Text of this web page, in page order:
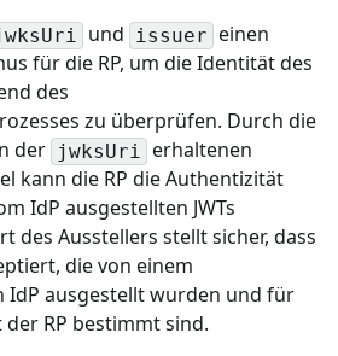
und issuer einen
für die RP, um die Identität des
des
zu überprüfen. Durch die
der jwksUri
erhaltenen
kann die RP die Authentizität
IdP ausgestellten JWTs
des Ausstellers stellt sicher, dass
die von einem
ausgestellt wurden und für
RP bestimmt sind.